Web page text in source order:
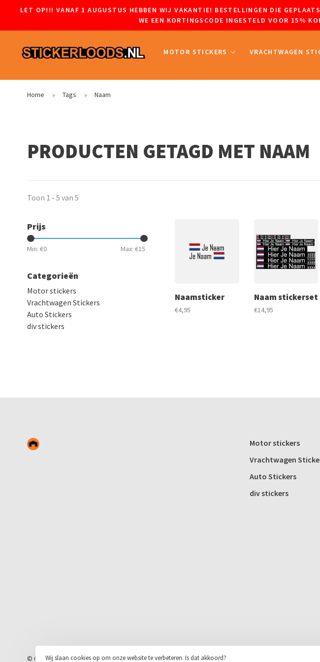
LET OP!!! VANAF 1 AUGUSTUS HEBBEN WIJ VAKANTIE! BESTELLINGEN DIE
WE EEN KORTINGSCODE INGESTELD VOOR 15%
MOTOR STICKERS VRACHTWAGEN
Home Tags Naam
PRODUCTEN GETAGD MET NAAM
Toon 1 - 5 van 5
Prijs
Min: €0 Max: €15
Categorieën
Motor stickers
Vrachtwagen Stickers
Auto Stickers
div stickers
Naamsticker
€4,95
Naam stickerset
€14,95
Motor stickers
Vrachtwagen
Auto Stickers
div stickers
© Copyright 2026 Stickerloods.nl- Powered byLightspeed - Theme byHuysmans.me
Wij slaan cookies op om onze website te verbeteren. Is dat akkoord?